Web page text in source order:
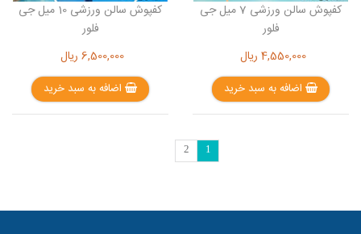
کفپوش سالن ورزشی 7 میل جی
فلور
4,550,000 ریال
اضافه به سبد خرید
کفپوش سالن ورزشی 10 میل جی
فلور
6,500,000 ریال
اضافه به سبد خرید
1
2